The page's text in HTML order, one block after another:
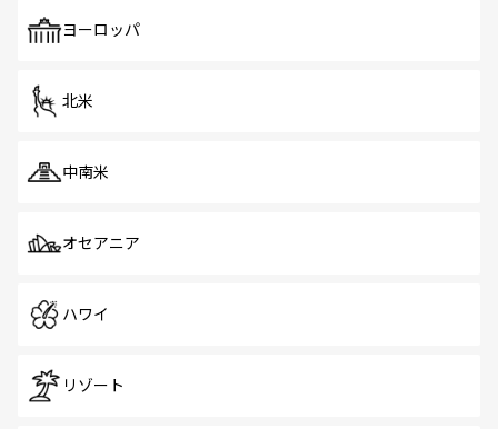
で、ホーカーズは地元の風情を楽しめる外せないスポット
ヨーロッパ
北米
中南米
オセアニア
ハワイ
リゾート